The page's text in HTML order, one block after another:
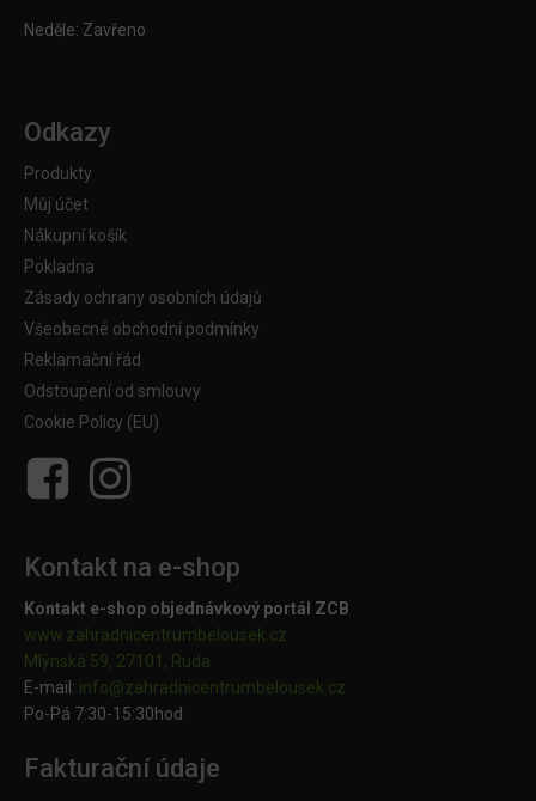
Neděle: Zavřeno
Odkazy
Produkty
Můj účet
Nákupní košík
Pokladna
Zásady ochrany osobních údajů
Všeobecné obchodní podmínky
Reklamační řád
Odstoupení od smlouvy
Cookie Policy (EU)
Kontakt na e-shop
Kontakt e-shop objednávkový portál ZCB
www.zahradnicentrumbelousek.cz
Mlýnská 59, 27101, Ruda
E-mail: info@zahradnicentrumbelousek.cz
Po-Pá 7:30-15:30hod
Fakturační údaje